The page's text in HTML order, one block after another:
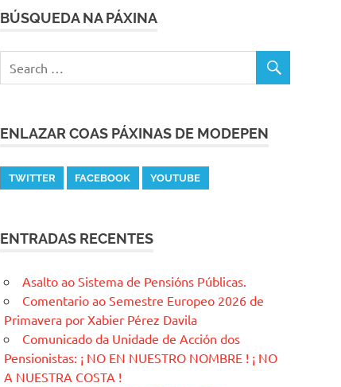
BÚSQUEDA NA PÁXINA
ENLAZAR COAS PÁXINAS DE MODEPEN
TWITTER FACEBOOK YOUTUBE
ENTRADAS RECENTES
Asalto ao Sistema de Pensións Públicas.
Comentario ao Semestre Europeo 2026 de
Primavera por Xabier Pérez Davila
Comunicado da Unidade de Acción dos
Pensionistas: ¡ NO EN NUESTRO NOMBRE ! ¡ NO
A NUESTRA COSTA !